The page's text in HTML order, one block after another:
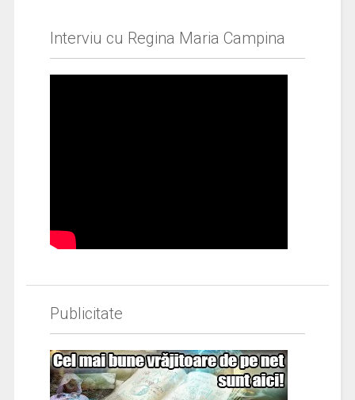
Interviu cu Regina Maria Campina
Publicitate